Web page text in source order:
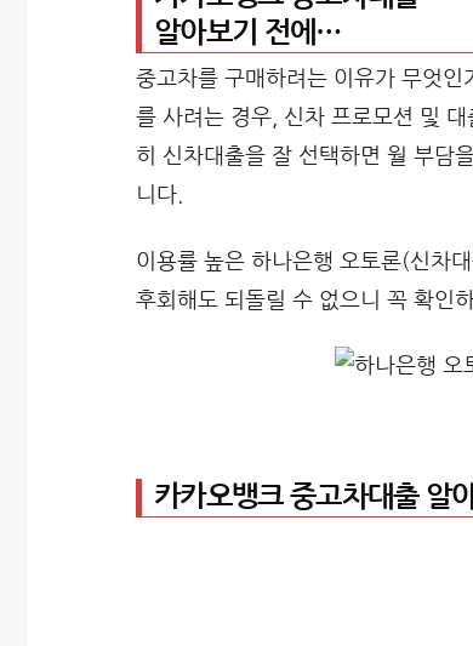
알아보기 전에…
중고차를 구매하려는 이유가 무엇
를 사려는 경우, 신차 프로모션 및
히 신차대출을 잘 선택하면 월 부담
니다.
이용률 높은 하나은행 오토론(신차
후회해도 되돌릴 수 없으니 꼭 확인
카카오뱅크 중고차대출 알